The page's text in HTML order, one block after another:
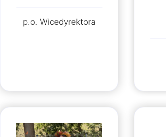
p.o. Wicedyrektora